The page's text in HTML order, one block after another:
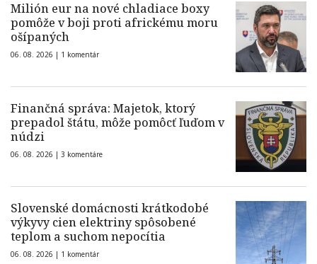
Milión eur na nové chladiace boxy
pomôže v boji proti africkému moru
ošípaných
06. 08. 2026 | 1 komentár
Finančná správa: Majetok, ktorý
prepadol štátu, môže pomôcť ľuďom v
núdzi
06. 08. 2026 | 3 komentáre
Slovenské domácnosti krátkodobé
výkyvy cien elektriny spôsobené
teplom a suchom nepocítia
06. 08. 2026 | 1 komentár